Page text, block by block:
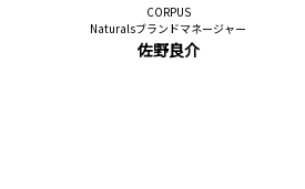
CORPUS
Naturalsブランドマネージャー
佐野良介